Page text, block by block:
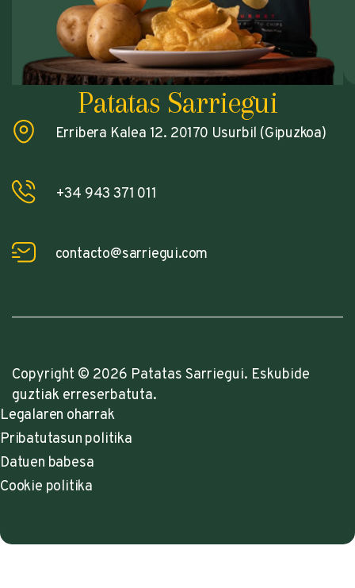
Patatas Sarriegui
Erribera Kalea 12. 20170 Usurbil (Gipuzkoa)
+34 943 371 011
contacto@sarriegui.com
Copyright © 2026 Patatas Sarriegui. Eskubide
guztiak erreserbatuta.
Legalaren oharrak
Pribatutasun politika
Datuen babesa
Cookie politika